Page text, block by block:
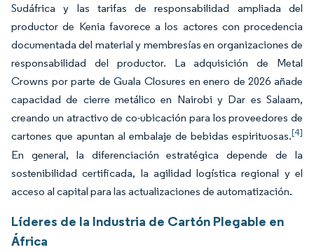
Sudáfrica y las tarifas de responsabilidad ampliada del
productor de Kenia favorece a los actores con procedencia
documentada del material y membresías en organizaciones de
responsabilidad del productor. La adquisición de Metal
Crowns por parte de Guala Closures en enero de 2026 añade
capacidad de cierre metálico en Nairobi y Dar es Salaam,
creando un atractivo de co-ubicación para los proveedores de
cartones que apuntan al embalaje de bebidas espirituosas.[4]
En general, la diferenciación estratégica depende de la
sostenibilidad certificada, la agilidad logística regional y el
acceso al capital para las actualizaciones de automatización.
Líderes de la Industria de Cartón Plegable en
África